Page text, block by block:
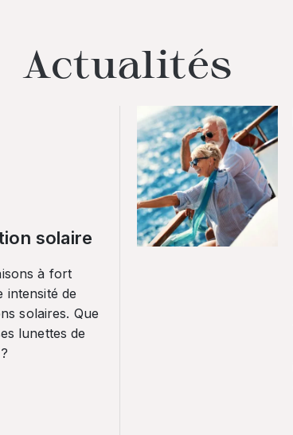
Actualités
solaire
à fort
intensité de
solaires. Que
lunettes de